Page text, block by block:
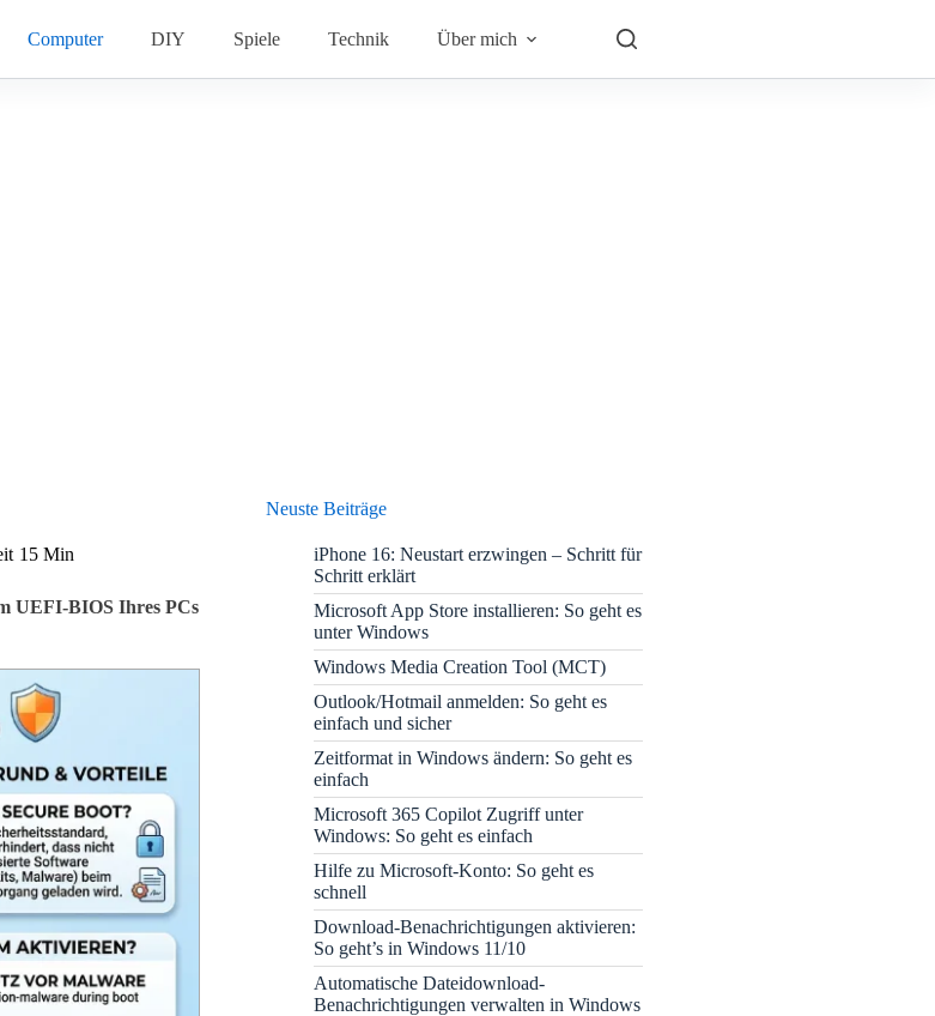
Computer DIY Spiele Technik Über mich
15 Min
UEFI-BIOS Ihres PCs
Neuste Beiträge
iPhone 16: Neustart erzwingen – Schritt für
Schritt erklärt
Microsoft App Store installieren: So geht es
unter Windows
Windows Media Creation Tool (MCT)
Outlook/Hotmail anmelden: So geht es
einfach und sicher
Zeitformat in Windows ändern: So geht es
einfach
Microsoft 365 Copilot Zugriff unter
Windows: So geht es einfach
Hilfe zu Microsoft-Konto: So geht es
schnell
Download-Benachrichtigungen aktivieren:
So geht’s in Windows 11/10
Automatische Dateidownload-
Benachrichtigungen verwalten in Windows